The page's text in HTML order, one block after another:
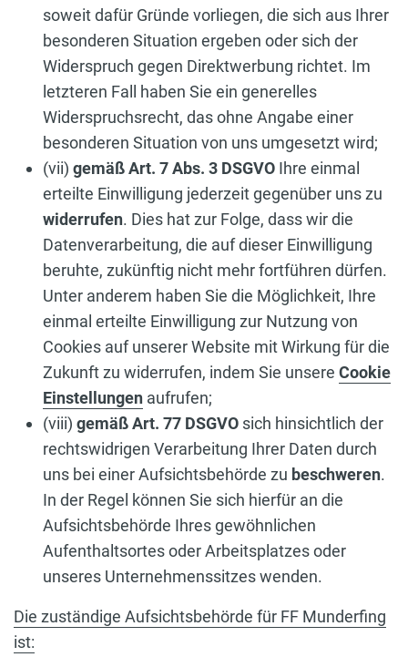
soweit dafür Gründe vorliegen, die sich aus Ihrer
besonderen Situation ergeben oder sich der
Widerspruch gegen Direktwerbung richtet. Im
letzteren Fall haben Sie ein generelles
Widerspruchsrecht, das ohne Angabe einer
besonderen Situation von uns umgesetzt wird;
(vii) gemäß Art. 7 Abs. 3 DSGVO Ihre einmal
erteilte Einwilligung jederzeit gegenüber uns zu
widerrufen. Dies hat zur Folge, dass wir die
Datenverarbeitung, die auf dieser Einwilligung
beruhte, zukünftig nicht mehr fortführen dürfen.
Unter anderem haben Sie die Möglichkeit, Ihre
einmal erteilte Einwilligung zur Nutzung von
Cookies auf unserer Website mit Wirkung für die
Zukunft zu widerrufen, indem Sie unsere Cookie
Einstellungen aufrufen;
(viii) gemäß Art. 77 DSGVO sich hinsichtlich der
rechtswidrigen Verarbeitung Ihrer Daten durch
uns bei einer Aufsichtsbehörde zu beschweren.
In der Regel können Sie sich hierfür an die
Aufsichtsbehörde Ihres gewöhnlichen
Aufenthaltsortes oder Arbeitsplatzes oder
unseres Unternehmenssitzes wenden.
Die zuständige Aufsichtsbehörde für FF Munderfing
ist: